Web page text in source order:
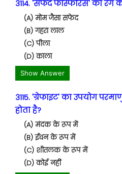
3114. 'सफेद फास्फोरस' का रंग
(A) मोम जैसा सफेद
(B) गहरा लाल
(C) पीला
(D) काला
Show Answer
3115. 'ग्रेफाइट' का उपयोग
होता है?
(A) मंदक के रूप में
(B) ईंधन के रूप में
(C) शीतलक के रूप में
(D) कोई नहीं